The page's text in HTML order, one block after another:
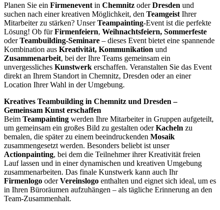
Planen Sie ein Firmenevent in Chemnitz oderDresden und
suchen nach einer kreativen Möglichkeit, den Teamgeist Ihrer
Mitarbeiter zu stärken? UnserTeampainting-Event ist die perfekte
Lösung! Ob fürFirmenfeiern, Weihnachtsfeiern, Sommerfeste
oderTeambuilding-Seminare – dieses Event bietet eine spannende
Kombination aus Kreativität, Kommunikation und
Zusammenarbeit, bei der Ihre Teams gemeinsam ein
unvergessliches Kunstwerk erschaffen. Veranstalten Sie das Event
direkt an Ihrem Standort in Chemnitz, Dresden oder an einer
Location Ihrer Wahl in der Umgebung.
Kreatives Teambuilding in Chemnitz und Dresden –
Gemeinsam Kunst erschaffen
Beim Teampainting werden Ihre Mitarbeiter in Gruppen aufgeteilt,
um gemeinsam ein großes Bild zu gestalten oderKacheln zu
bemalen, die später zu einem beeindruckenden Mosaik
zusammengesetzt werden. Besonders beliebt ist unser
Actionpainting, bei dem die Teilnehmer ihrer Kreativität freien
Lauf lassen und in einer dynamischen und kreativen Umgebung
zusammenarbeiten. Das finale Kunstwerk kann auch Ihr
Firmenlogo oderVereinslogo enthalten und eignet sich ideal, um es
in Ihren Büroräumen aufzuhängen – als tägliche Erinnerung an den
Team-Zusammenhalt.